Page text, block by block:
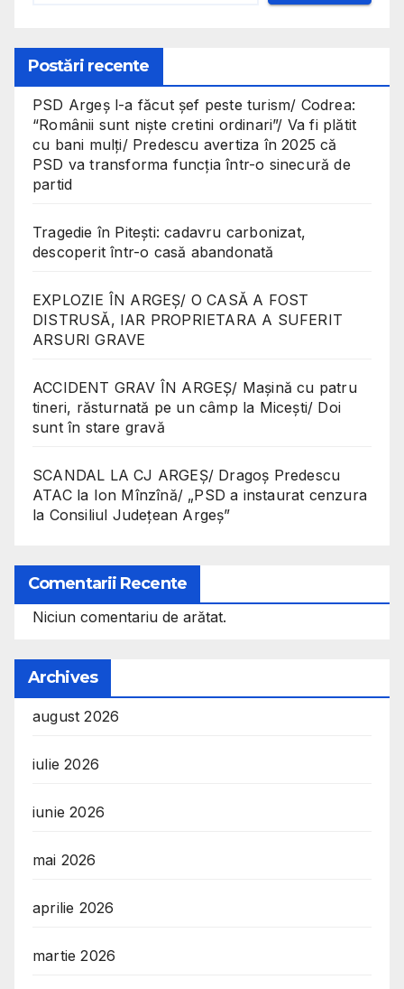
Postări recente
PSD Argeș l-a făcut șef peste turism/ Codrea:
“Românii sunt niște cretini ordinari”/ Va fi plătit
cu bani mulți/ Predescu avertiza în 2025 că
PSD va transforma funcția într-o sinecură de
partid
Tragedie în Pitești: cadavru carbonizat,
descoperit într-o casă abandonată
EXPLOZIE ÎN ARGEȘ/ O CASĂ A FOST
DISTRUSĂ, IAR PROPRIETARA A SUFERIT
ARSURI GRAVE
ACCIDENT GRAV ÎN ARGEȘ/ Mașină cu patru
tineri, răsturnată pe un câmp la Micești/ Doi
sunt în stare gravă
SCANDAL LA CJ ARGEȘ/ Dragoș Predescu
ATAC la Ion Mînzînă/ „PSD a instaurat cenzura
la Consiliul Județean Argeș”
Comentarii Recente
Niciun comentariu de arătat.
Archives
august 2026
iulie 2026
iunie 2026
mai 2026
aprilie 2026
martie 2026